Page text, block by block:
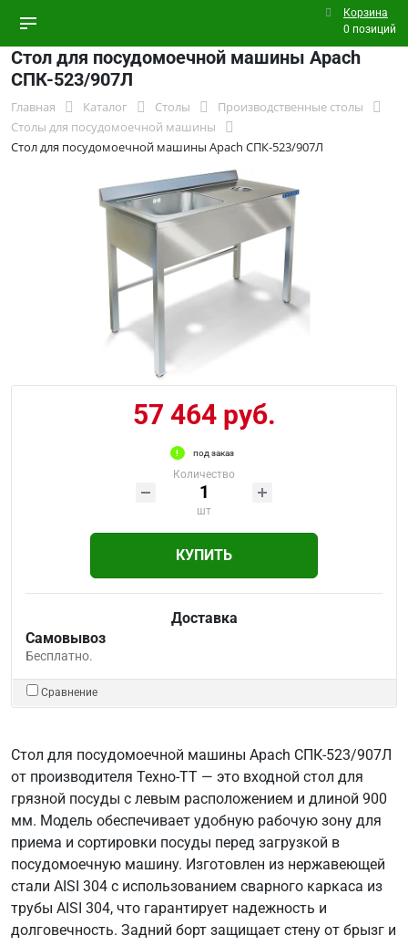
Корзина
0 позиций
Стол для посудомоечной машины Apach
СПК-523/907Л
Главная Каталог Столы
Производственные столы
Столы для посудомоечной машины
Стол для посудомоечной машины Apach СПК-523/907Л
57 464 руб.
под заказ
Количество
шт
КУПИТЬ
Доставка
Самовывоз
Бесплатно.
Сравнение
Стол для посудомоечной машины Apach СПК-523/907Л
от производителя Техно-ТТ — это входной стол для
грязной посуды с левым расположением и длиной 900
мм. Модель обеспечивает удобную рабочую зону для
приема и сортировки посуды перед загрузкой в
посудомоечную машину. Изготовлен из нержавеющей
стали AISI 304 с использованием сварного каркаса из
трубы AISI 304, что гарантирует надежность и
долговечность. Задний борт защищает стену от брызг и